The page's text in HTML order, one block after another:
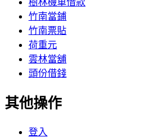
樹林機車借款
竹南當鋪
竹南票貼
荷重元
雲林當舖
頭份借錢
其他操作
登入